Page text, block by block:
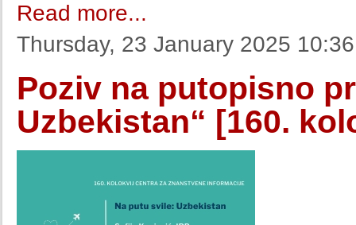
Read more...
Thursday, 23 January 2025 10:36
Poziv na putopisno
Uzbekistan“ [160.